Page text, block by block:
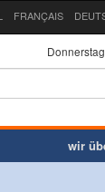
FRANÇAIS
wir